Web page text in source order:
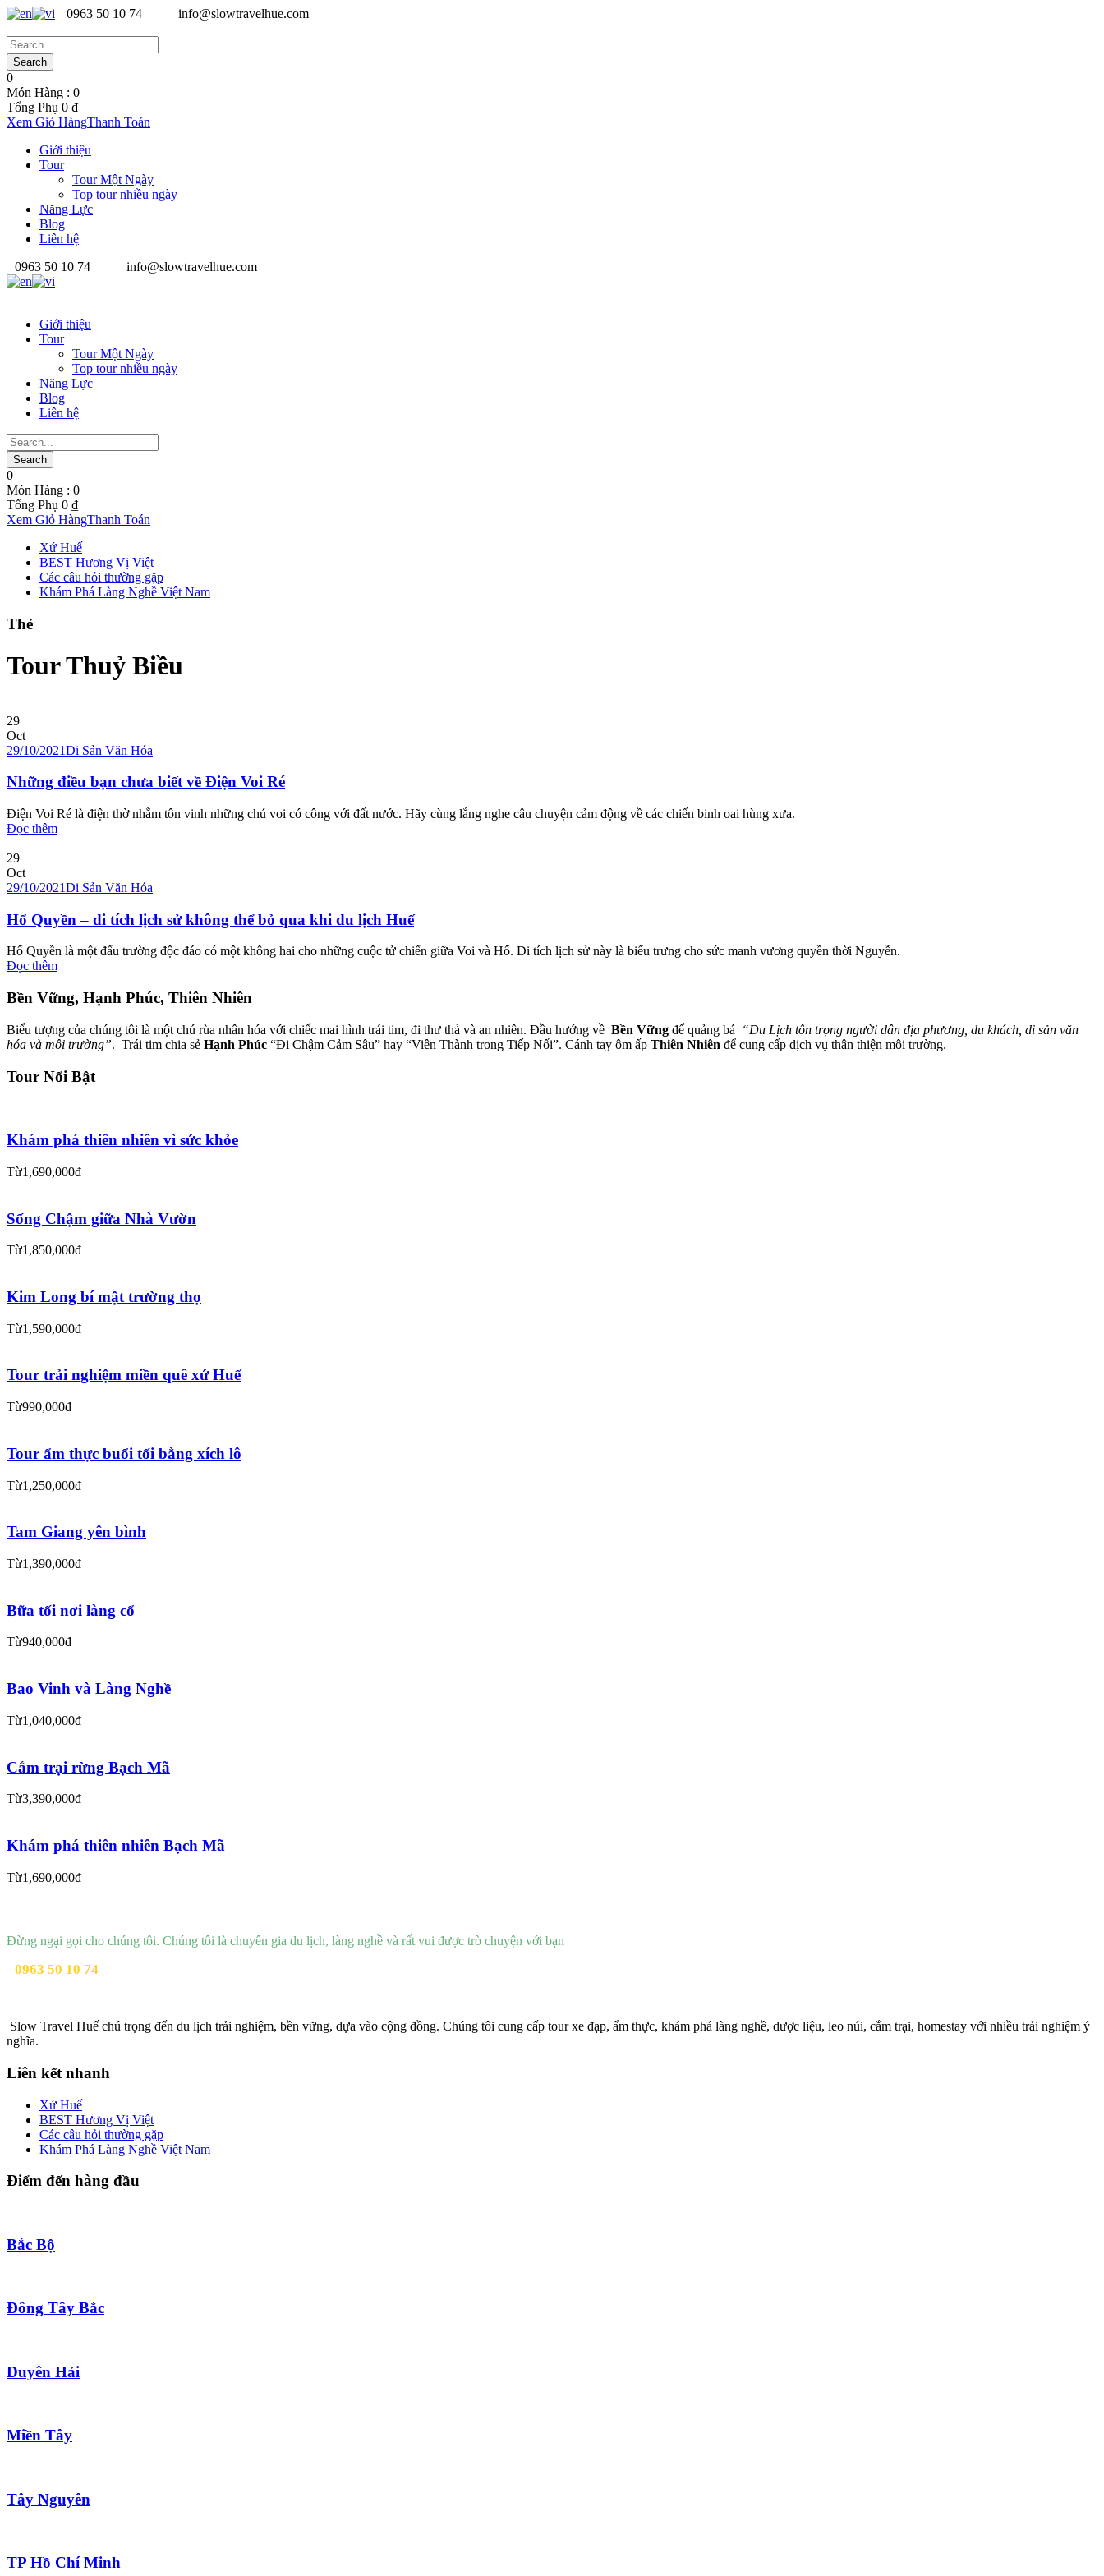
0963 50 10 74 info@slowtravelhue.com
0
Món Hàng : 0
Tổng Phụ 0 ₫
Xem Giỏ HàngThanh Toán
Giới thiệu
Tour
Tour Một Ngày
Top tour nhiều ngày
Năng Lực
Blog
Liên hệ
0963 50 10 74
info@slowtravelhue.com
Giới thiệu
Tour
Tour Một Ngày
Top tour nhiều ngày
Năng Lực
Blog
Liên hệ
0
Món Hàng : 0
Tổng Phụ 0 ₫
Xem Giỏ HàngThanh Toán
Xứ Huế
BEST Hương Vị Việt
Các câu hỏi thường gặp
Khám Phá Làng Nghề Việt Nam
Thẻ
Tour Thuỷ Biều
29
Oct
29/10/2021Di Sản Văn Hóa
Những điều bạn chưa biết về Điện Voi Ré
Điện Voi Ré là điện thờ nhằm tôn vinh những chú voi có công với đất nước. Hãy cùng lắng nghe câu chuyện cảm động về các chiến binh oai hùng xưa.
Đọc thêm
29
Oct
29/10/2021Di Sản Văn Hóa
Hổ Quyền – di tích lịch sử không thể bỏ qua khi du lịch Huế
Hổ Quyền là một đấu trường độc đáo có một không hai cho những cuộc tử chiến giữa Voi và Hổ. Di tích lịch sử này là biểu trưng cho sức manh vương quyền thời Nguyễn.
Đọc thêm
Bền Vững, Hạnh Phúc, Thiên Nhiên
Biểu tượng của chúng tôi là một chú rùa nhân hóa với chiếc mai hình trái tim, đi thư thả và an nhiên. Đầu hướng về Bền Vững để quảng bá
“Du Lịch tôn trọng người dân địa phương, du khách, di sản văn
hóa và môi trường”. Trái tim chia sẻ Hạnh Phúc “Đi Chậm Cảm Sâu” hay “Viên Thành trong Tiếp Nối”. Cánh tay ôm ấp Thiên Nhiên để cung cấp dịch vụ thân thiện môi trường.
Tour Nổi Bật
Khám phá thiên nhiên vì sức khỏe
Từ1,690,000đ
Sống Chậm giữa Nhà Vườn
Từ1,850,000đ
Kim Long bí mật trường thọ
Từ1,590,000đ
Tour trải nghiệm miền quê xứ Huế
Từ990,000đ
Tour ẩm thực buổi tối bằng xích lô
Từ1,250,000đ
Tam Giang yên bình
Từ1,390,000đ
Bữa tối nơi làng cổ
Từ940,000đ
Bao Vinh và Làng Nghề
Từ1,040,000đ
Cắm trại rừng Bạch Mã
Từ3,390,000đ
Khám phá thiên nhiên Bạch Mã
Từ1,690,000đ
Đừng ngại gọi cho chúng tôi. Chúng tôi là chuyên gia du lịch, làng nghề và rất vui được trò chuyện với bạn
0963 50 10 74
Slow Travel Huế chú trọng đến du lịch trải nghiệm, bền vững, dựa vào cộng đồng. Chúng tôi cung cấp tour xe đạp, ẩm thực, khám phá làng nghề, dược liệu, leo núi, cắm trại, homestay với nhiều trải nghiệm ý
nghĩa.
Liên kết nhanh
Xứ Huế
BEST Hương Vị Việt
Các câu hỏi thường gặp
Khám Phá Làng Nghề Việt Nam
Điểm đến hàng đầu
Bắc Bộ
Đông Tây Bắc
Duyên Hải
Miền Tây
Tây Nguyên
TP Hồ Chí Minh